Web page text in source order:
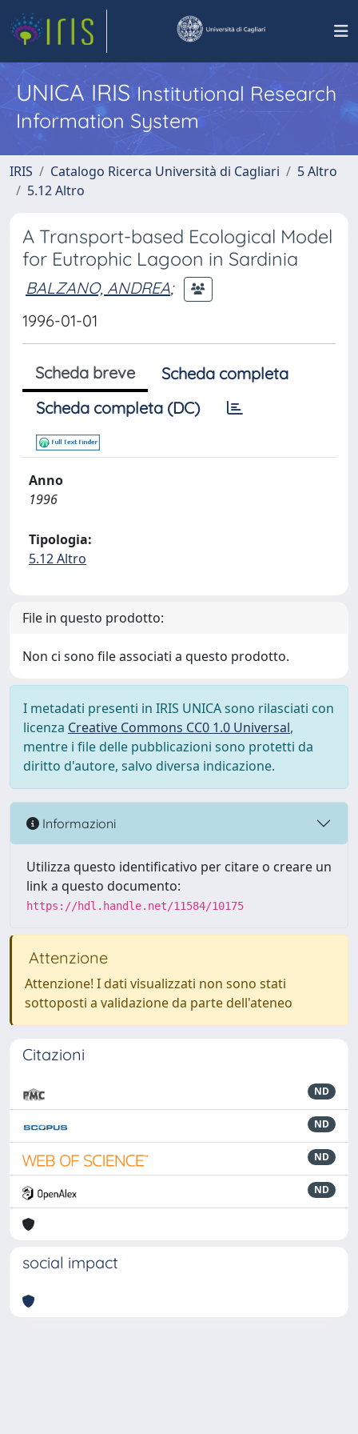
UNICA IRISInstitutional Research
Information System
IRIS Catalogo Ricerca Università di Cagliari
5 Altro
5.12 Altro
A Transport-based Ecological Model
for Eutrophic Lagoon in Sardinia
BALZANO, ANDREA;
1996-01-01
Scheda breve
Scheda completa
Scheda completa (DC)
Anno
1996
Tipologia:
5.12 Altro
File in questo prodotto:
Non ci sono file associati a questo prodotto.
I metadati presenti in IRIS UNICA sono rilasciati con
licenza Creative Commons CC0 1.0 Universal,
mentre i file delle pubblicazioni sono protetti da
diritto d'autore, salvo diversa indicazione.
Informazioni
Utilizza questo identificativo per citare o creare un
link a questo documento:
https://hdl.handle.net/11584/10175
Attenzione
Attenzione! I dati visualizzati non sono stati
sottoposti a validazione da parte dell'ateneo
Citazioni
ND
ND
ND
ND
social impact